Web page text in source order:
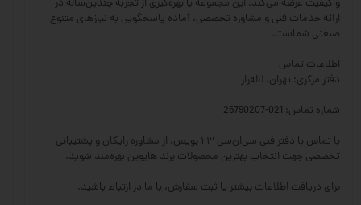
و کیفیت عرضه می‌کند. این مجموعه با بهره‌گیری از تجربه چندین‌ساله در
ارائه خدمات فنی و مشاوره تخصصی، آماده پاسخگویی به نیازهای متنوع
صنعتی شماست.
اطلاعات تماس
دفتر مرکزی: تهران، لاله‌زار
شماره تماس: 021-26790207
با تماس با دفتر فنی سی‌ان‌سی ۲۳ بویس، از مشاوره رایگان و پشتیبانی
تخصصی جهت انتخاب بهترین محصولات برند هایوین بهره‌مند شوید.
برای دریافت اطلاعات بیشتر یا ثبت سفارش، با ما در ارتباط باشید.